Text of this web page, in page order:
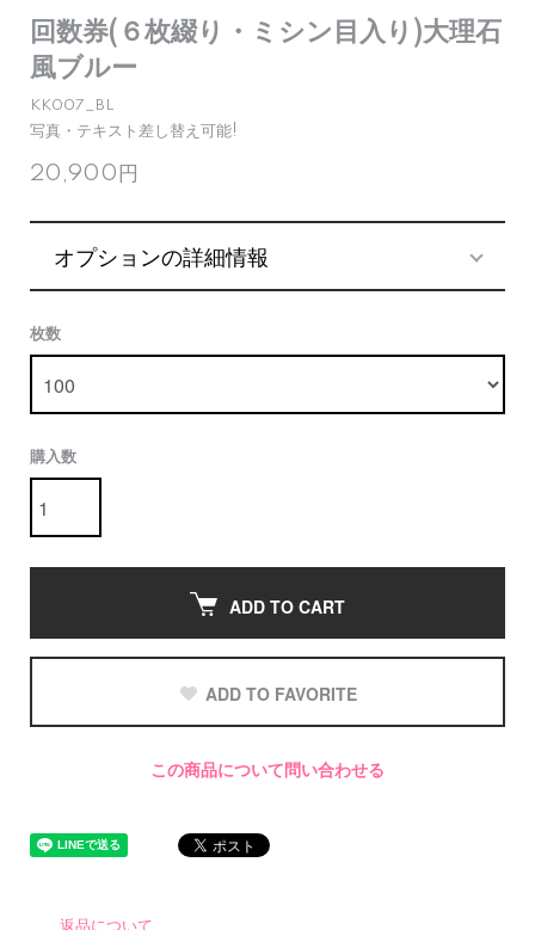
回数券(６枚綴り・ミシン目入り)大理石
風ブルー
KK007_BL
写真・テキスト差し替え可能!
20,900円
オプションの詳細情報
枚数
購入数
ADD TO CART
ADD TO FAVORITE
この商品について問い合わせる
返品について